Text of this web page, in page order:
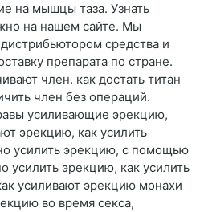
на мышцы таза. Узнать
на нашем сайте. Мы
средства и
препарата по стране.
член. как достать титан
член без операций.
усиливающие эрекцию,
эрекцию, как усилить
усилить эрекцию, с помощью
усилить эрекцию, как усилить
усиливают эрекцию монахи
во время секса,